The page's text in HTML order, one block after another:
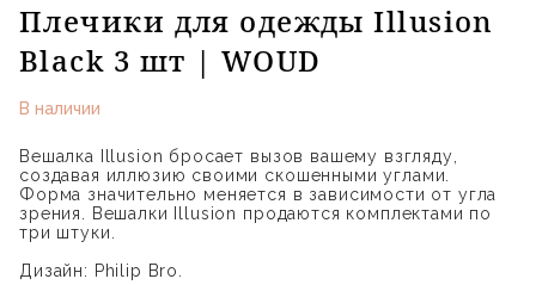
Плечики для одежды Illusion
Black 3 шт | WOUD
В наличии
Вешалка Illusion бросает вызов вашему взгляду,
создавая иллюзию своими скошенными углами.
Форма значительно меняется в зависимости от угла
зрения. Вешалки Illusion продаются комплектами по
три штуки.
Дизайн: Philip Bro.